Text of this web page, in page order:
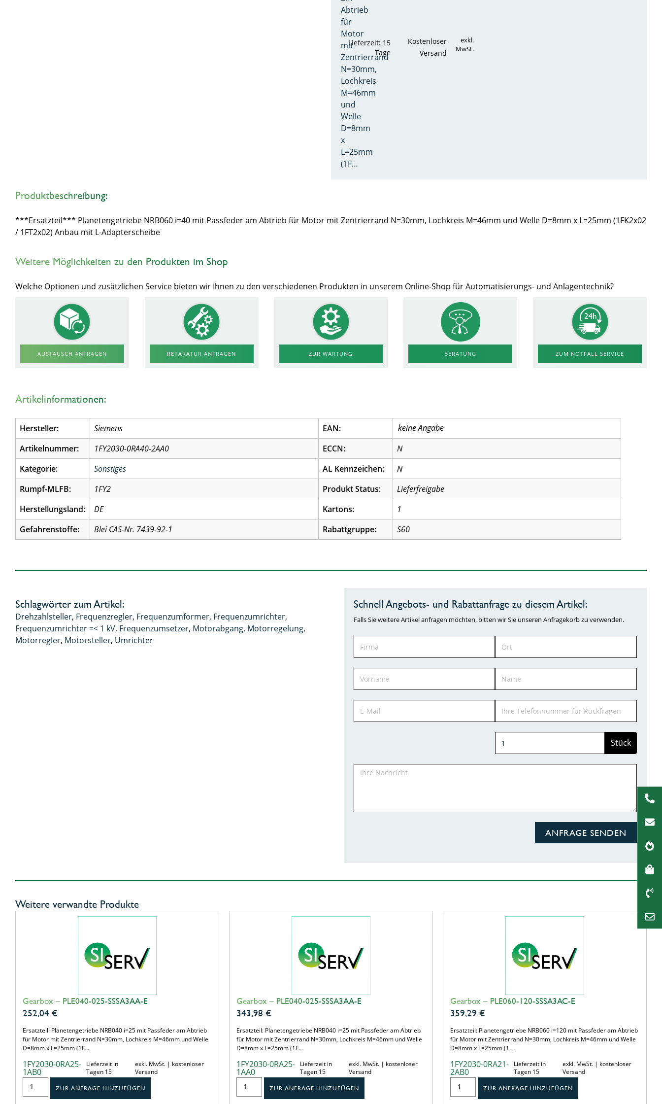
Abtrieb
für
Motor
mit
Zentrierrand
N=30mm,
Lochkreis
M=46mm
und
Welle
D=8mm
x
L=25mm
(1F…
Lieferzeit: 15
Tage
Kostenloser
Versand
exkl.
MwSt.
Produktbeschreibung:
***Ersatzteil*** Planetengetriebe NRB060 i=40 mit Passfeder am Abtrieb für Motor mit Zentrierrand N=30mm, Lochkreis M=46mm und Welle D=8mm x L=25mm (1FK2x02
/ 1FT2x02) Anbau mit L-Adapterscheibe
Weitere Möglichkeiten zu den Produkten im Shop
Welche Optionen und zusätzlichen Service bieten wir Ihnen zu den verschiedenen Produkten in unserem Online-Shop für Automatisierungs- und Anlagentechnik?
AUSTAUSCH ANFRAGEN REPARATUR ANFRAGEN ZUR WARTUNG BERATUNG ZUM NOTFALL SERVICE
Artikelinformationen:
Hersteller:
Siemens
Artikelnummer:
1FY2030-0RA40-2AA0
Kategorie:
Sonstiges
Rumpf-MLFB:
1FY2
Herstellungsland:
DE
Gefahrenstoffe:
Blei CAS-Nr. 7439-92-1
EAN:
ECCN:
N
AL Kennzeichen:
N
Produkt Status:
Lieferfreigabe
Kartons:
1
Rabattgruppe:
S60
Schlagwörter zum Artikel:
Drehzahlsteller, Frequenzregler, Frequenzumformer, Frequenzumrichter,
Frequenzumrichter =< 1 kV, Frequenzumsetzer, Motorabgang, Motorregelung,
Motorregler, Motorsteller, Umrichter
Schnell Angebots- und Rabattanfrage zu diesem Artikel:
Falls Sie weitere Artikel anfragen möchten, bitten wir Sie unseren Anfragekorb zu verwenden.
Stück
ANFRAGE SENDEN
Weitere verwandte Produkte
Gearbox – PLE040-025-SSSA3AA-E
252,04 €
Ersatzteil: Planetengetriebe NRB040 i=25 mit Passfeder am Abtrieb
für Motor mit Zentrierrand N=30mm, Lochkreis M=46mm und Welle
D=8mm x L=25mm (1F…
1FY2030-0RA25-
1AB0
Lieferzeit in
Tagen 15
exkl. MwSt. | kostenloser
Versand
ZUR ANFRAGE HINZUFÜGEN
Gearbox – PLE040-025-SSSA3AA-E
343,98 €
Ersatzteil: Planetengetriebe NRB040 i=25 mit Passfeder am Abtrieb
für Motor mit Zentrierrand N=30mm, Lochkreis M=46mm und Welle
D=8mm x L=25mm (1F…
1FY2030-0RA25-
1AA0
Lieferzeit in
Tagen 15
exkl. MwSt. | kostenloser
Versand
ZUR ANFRAGE HINZUFÜGEN
Gearbox – PLE060-120-SSSA3AC-E
359,29 €
Ersatzteil: Planetengetriebe NRB060 i=120 mit Passfeder am Abtrieb
für Motor mit Zentrierrand N=30mm, Lochkreis M=46mm und Welle
D=8mm x L=25mm (1…
1FY2030-0RA21-
2AB0
Lieferzeit in
Tagen 15
exkl. MwSt. | kostenloser
Versand
ZUR ANFRAGE HINZUFÜGEN